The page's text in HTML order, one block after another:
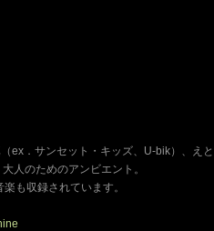
ex．サンセット・キッズ、U-bik）、え
人のためのアンビエント。
も収録されています。